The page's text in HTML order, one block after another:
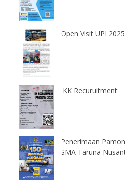
Open Visit UPI 2025
IKK Recuruitment
Penerimaan
SMA Taruna